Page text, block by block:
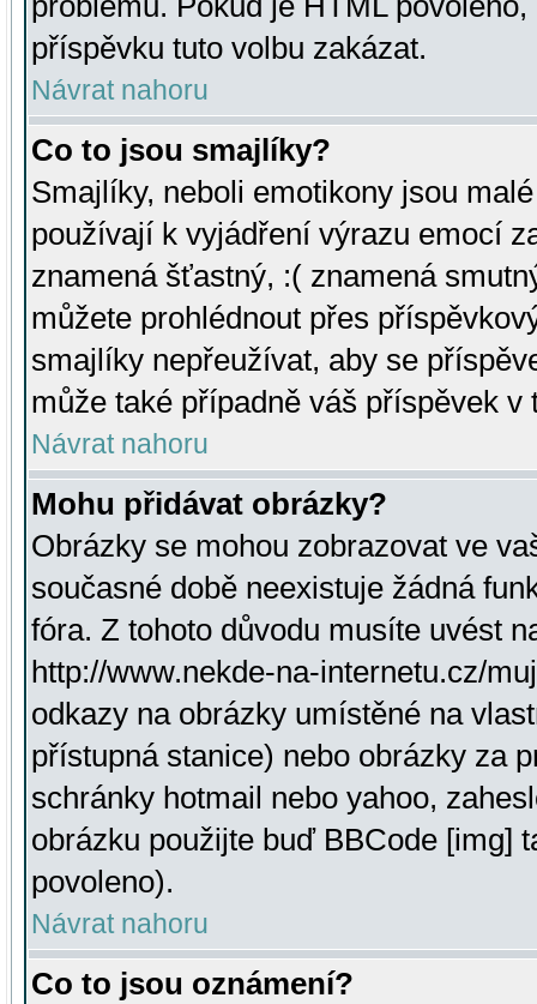
příspěvku tuto volbu zakázat.
Návrat nahoru
Co to jsou smajlíky?
Smajlíky, neboli emotikony jsou
používají k vyjádření výrazu emocí
znamená šťastný, :( znamená
můžete prohlédnout přes
smajlíky nepřeužívat, aby se
může také případně váš příspěvek v
Návrat nahoru
Mohu přidávat obrázky?
Obrázky se mohou zobrazovat ve
současné době neexistuje žádná
fóra. Z tohoto důvodu musíte uvést
http://www.nekde-na-internetu.cz/
odkazy na obrázky umístěné na
přístupná stanice) nebo obrázky za
schránky hotmail nebo yahoo,
obrázku použijte buď BBCode [img]
povoleno).
Návrat nahoru
Co to jsou oznámení?